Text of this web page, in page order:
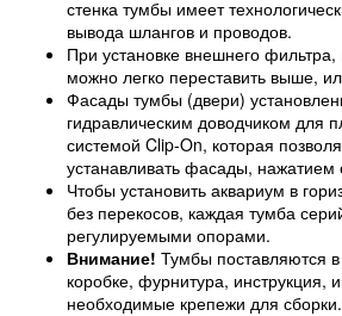
стенка тумбы имеет
вывода шлангов и проводов.
При установке внешнего
можно легко переставить выше,
Фасады тумбы (двери)
гидравлическим доводчиком для
системой Clip-On, которая
устанавливать фасады, нажатием
Чтобы установить аквариум в
без перекосов, каждая тумба
регулируемыми опорами.
Внимание! Тумбы поставляются
коробке, фурнитура, инструкция,
необходимые крепежи для сборки.